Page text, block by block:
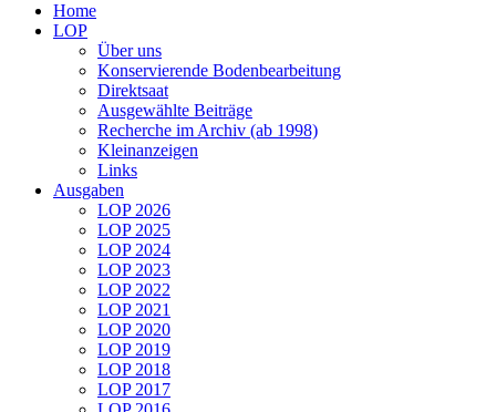
Home
LOP
Über uns
Konservierende Bodenbearbeitung
Direktsaat
Ausgewählte Beiträge
Recherche im Archiv (ab 1998)
Kleinanzeigen
Links
Ausgaben
LOP 2026
LOP 2025
LOP 2024
LOP 2023
LOP 2022
LOP 2021
LOP 2020
LOP 2019
LOP 2018
LOP 2017